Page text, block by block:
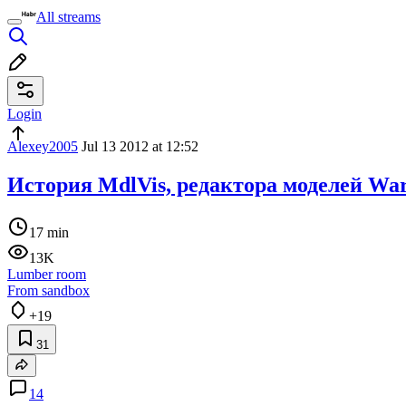
All streams
Login
Alexey2005 Jul 13 2012 at 12:52
История MdlVis, редактора моделей
17 min
13K
Lumber room
From sandbox
+19
31
14